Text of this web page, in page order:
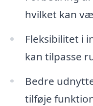
hvilket kan
Fleksibilitet i
kan tilpasse
Bedre
tilføje